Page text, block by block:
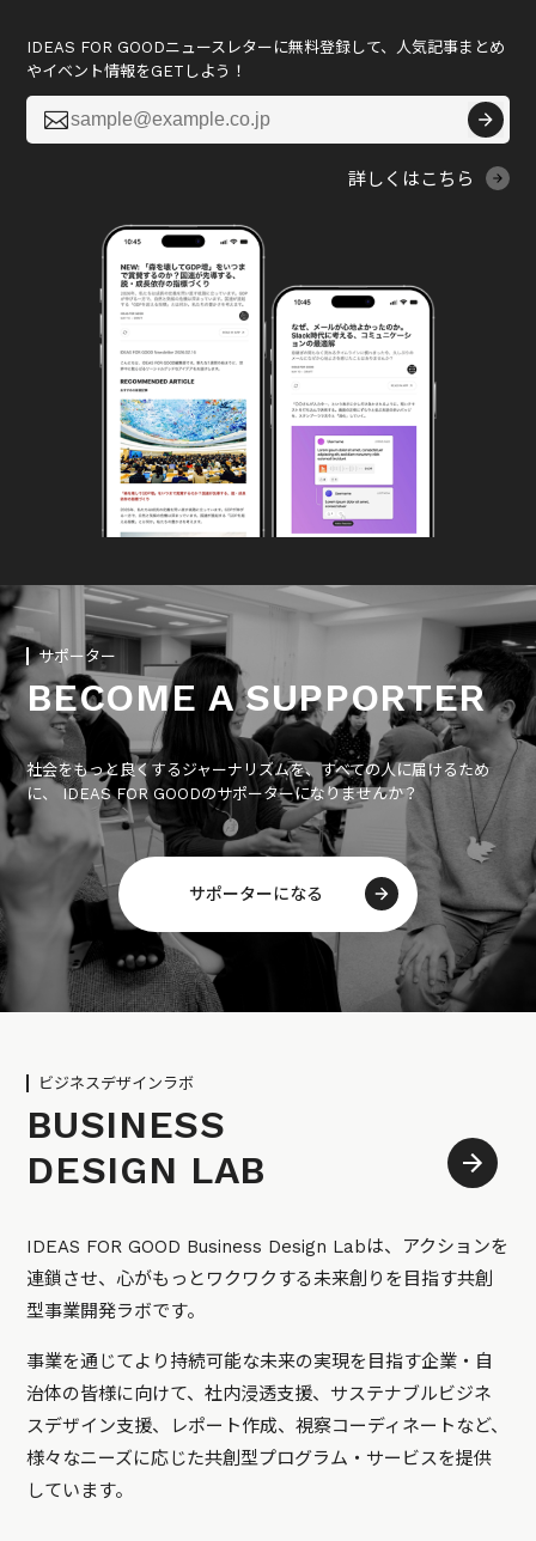
IDEAS FOR GOODニュースレターに無料登録して、人気記事まとめ
やイベント情報をGETしよう！

詳しくはこちら
サポーター
BECOME A SUPPORTER
社会をもっと良くするジャーナリズムを、すべての人に届けるため
に、 IDEAS FOR GOODのサポーターになりませんか？
サポーターになる
ビジネスデザインラボ
BUSINESS
DESIGN LAB
IDEAS FOR GOOD Business Design Labは、アクションを
連鎖させ、心がもっとワクワクする未来創りを目指す共創
型事業開発ラボです。
事業を通じてより持続可能な未来の実現を目指す企業・自
治体の皆様に向けて、社内浸透支援、サステナブルビジネ
スデザイン支援、レポート作成、視察コーディネートなど、
様々なニーズに応じた共創型プログラム・サービスを提供
しています。